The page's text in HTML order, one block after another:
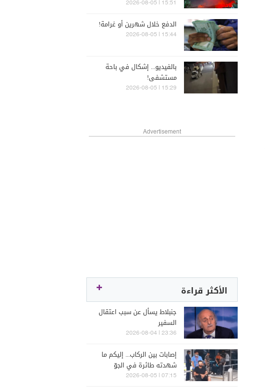
الجنوب (فيديو)
15:51 | 2026-08-05
الدفع خلال شهرين أو غرامة!
15:44 | 2026-08-05
بالفيديو... إشكال في باحة
مستشفى!
15:29 | 2026-08-05
Advertisement
الأكثر قراءة
جنبلاط يسأل عن سبب اعتقال
السفير
23:36 | 2026-08-04
إصابات بين الركاب... إليكم ما
شهدته طائرة في الجوّ
07:15 | 2026-08-05